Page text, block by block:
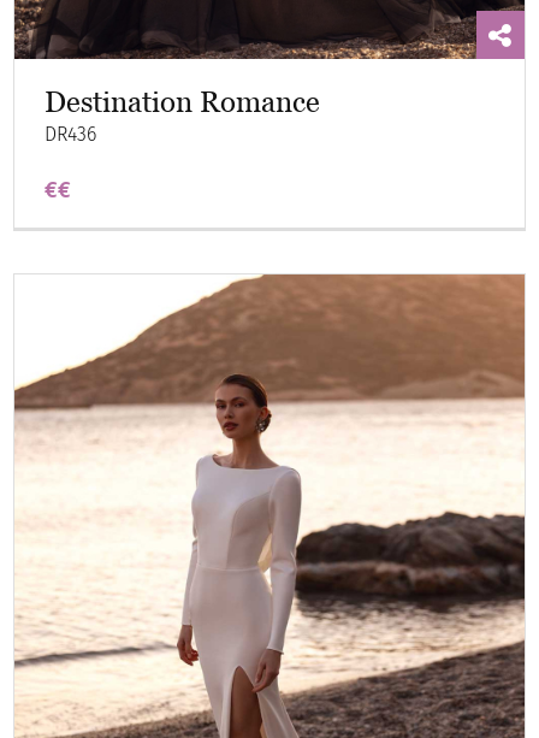
Destination Romance
DR436
€€